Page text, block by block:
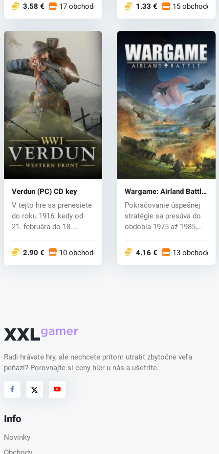
3.58 € 17 obchodoch 1.33 € 15 obchodoch
Verdun (PC) CD key
V tejto hre sa prenesiete
do roku 1916, kedy od
21. februára do 18.
2.90 € 10 obchodoch
Wargame: Airland Battle
(PC) CD key
Pokračovanie úspešnej
stratégie sa presúva do
obdobia 1975 až 1985,
4.16 € 13 obchodoch
Radi hrávate hry, ale nechcete pritom utratiť zbytočne veľa
peňazí? Porovnajte si ceny hier u nás a ušetrite.
Info
Novinky